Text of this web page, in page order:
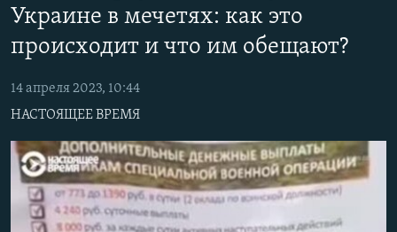
Вернутся
КЫРГЫЗЧА
ТОҶИКӢ
TÜRKMENÇE
ПОДПИШИТЕСЬ НА НАС В СОЦСЕТЯХ
Все сайты РСЕ/РС
Украине в мечетях: как это
происходит и что им обещают?
14 апреля 2023, 10:44
НАСТОЯЩЕЕ ВРЕМЯ